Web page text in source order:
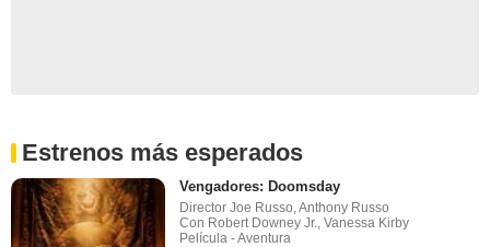
Estrenos más esperados
Vengadores: Doomsday
Director Joe Russo, Anthony Russo
Con Robert Downey Jr., Vanessa Kirby
Película - Aventura